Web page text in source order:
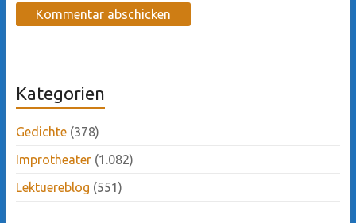
Kategorien
Gedichte(378)
Improtheater(1.082)
Lektuereblog (551)